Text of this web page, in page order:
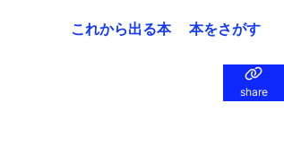
これから出る本 本をさがす
share
share